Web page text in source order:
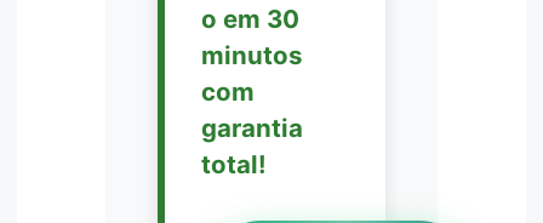
o em 30
minutos
com
garantia
total!